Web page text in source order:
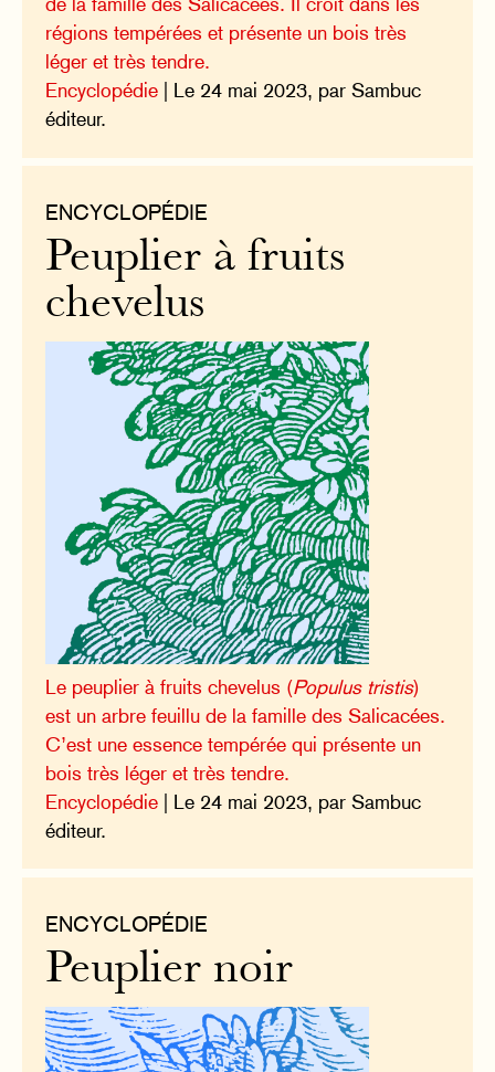
régions tempérées et présente un bois très
léger et très tendre.
Encyclopédie | Le 24 mai 2023, par Sambuc
éditeur.
ENCYCLOPÉDIE
Peuplier à fruits
chevelus
Le peuplier à fruits chevelus (Populus tristis)
est un arbre feuillu de la famille des Salicacées.
C’est une essence tempérée qui présente un
bois très léger et très tendre.
Encyclopédie | Le 24 mai 2023, par Sambuc
éditeur.
ENCYCLOPÉDIE
Peuplier noir